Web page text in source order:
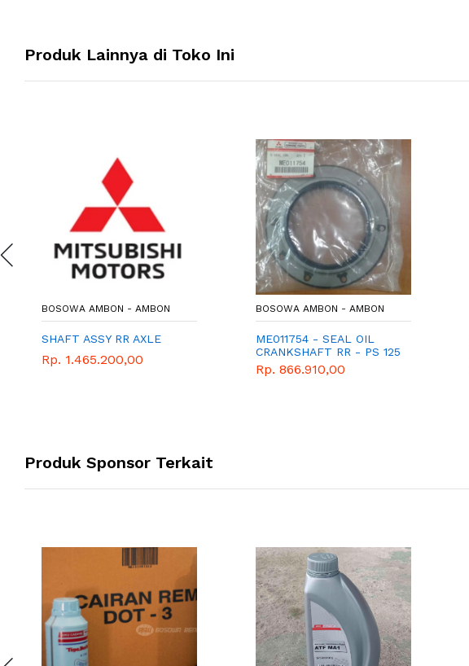
Produk Lainnya di Toko Ini
BOSOWA AMBON - AMBON
SHAFT ASSY RR AXLE
Rp. 1.465.200,00
BOSOWA AMBON - AMBON
ME011754 - SEAL OIL
CRANKSHAFT RR - PS 125
Rp. 866.910,00
Produk Sponsor Terkait